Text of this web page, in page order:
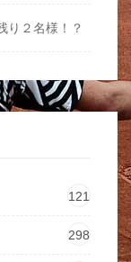
り２名様！？
121
298